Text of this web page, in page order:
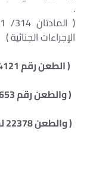
.
الإجراءات الجنائية )